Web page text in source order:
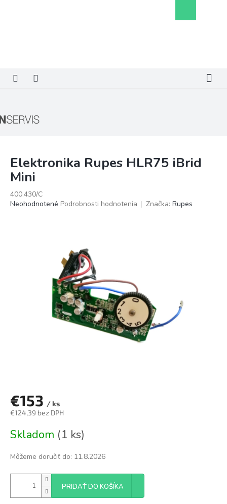
košík
Elektronika Rupes HLR75 iBrid
Mini
400.430/C
Priemerné
Neohodnotené Podrobnosti hodnotenia Značka: Rupes
€153 / ks
€124,39 bez DPH
cena:
Skladom (1 ks)
Môžeme doručiť do: 11.8.2026
PRIDAŤ DO KOŠÍKA